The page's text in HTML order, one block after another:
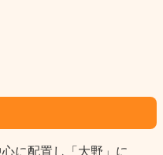
に配置し「大野」に